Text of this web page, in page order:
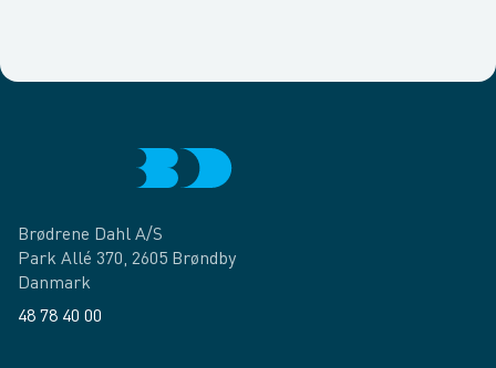
Brødrene Dahl A/S
Park Allé 370, 2605 Brøndby
Danmark
48 78 40 00